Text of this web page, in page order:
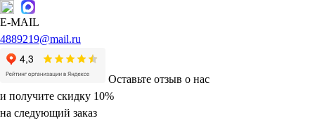
E-MAIL
4889219@mail.ru
Оставьте отзыв о нас
и получите скидку 10%
на следующий заказ